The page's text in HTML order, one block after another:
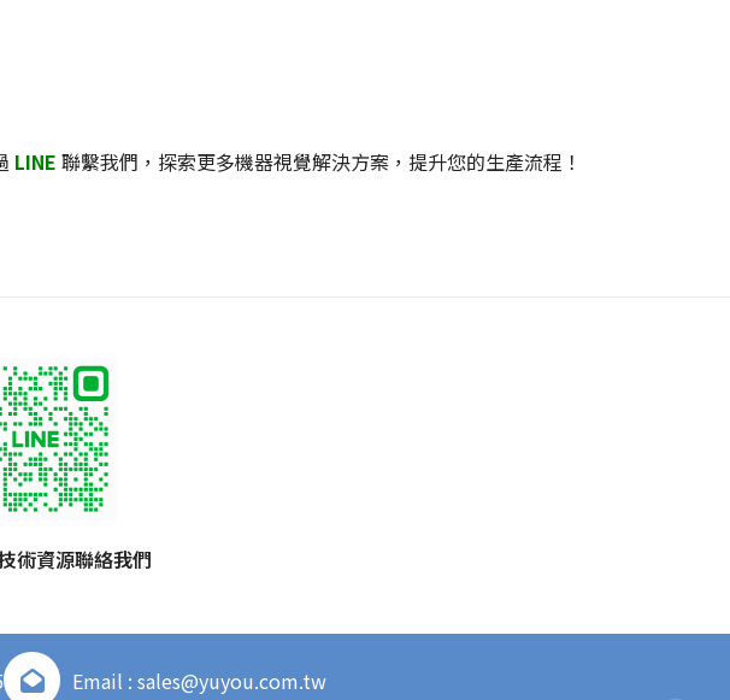
LINE 聯繫我們，探索更多機器視覺解決方案，提升您的生產流程！
術資源聯絡我們
Email : sales@yuyou.com.tw